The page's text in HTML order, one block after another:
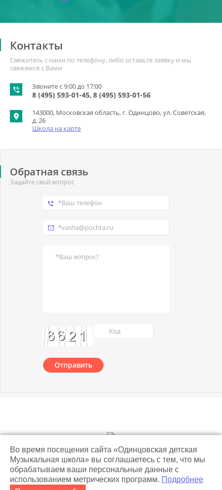
Контакты
Свяжитесь с нами по телефону, либо оставьте заявку и мы
свяжемся с Вами
Звоните с 9:00 до 17:00
8 (495) 593-01-45 8 (495) 593-01-56
143000, Московская область, г. Одинцово, ул. Советская,
д. 26
Школа на карте
Обратная связь
Задайте свой вопрос
Отправить
© 2018 Одинцовская детская музыкальная школа
Во время посещения сайта «Одинцовская детская
Музыкальная школа» вы соглашаетесь с тем, что мы
обрабатываем ваши персональные данные с
использованием метрических программ. Подробнее